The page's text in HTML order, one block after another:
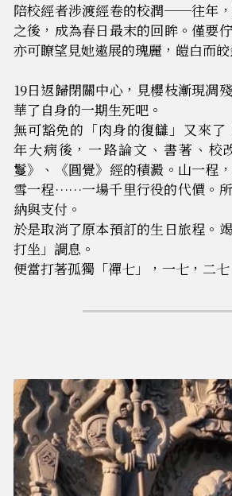
陪校經者涉渡經卷的校潤──往年
之後，成為春日最末的回眸。僅要
亦可瞭望見她遨展的瑰麗，皚白而皎
19日返歸閉關中心，見櫻枝漸現凋
華了自身的一期生死吧。
無可豁免的「肉身的復讎」又來
年大病後，一路論文、書著、校
鬘》、《圓覺》經的積澱。山一程
雪一程……一場千里行役的代價。
納與支付。
於是取消了原本預訂的生 日旅程。
打坐」調息。
便當打著孤獨「禪七」
， 一七，二